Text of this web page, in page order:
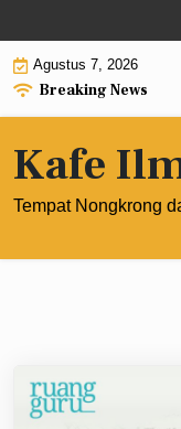
to
contentAgustus 7, 2026
Breaking News
0: Pengertian,
Kafe
Tempat Nongkrong